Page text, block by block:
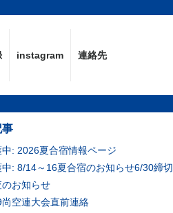
instagram 連絡先
事
中: 2026夏合宿情報ページ
中: 8/14～16夏合宿のお知らせ6/30締切
のお知らせ
空連大会直前連絡